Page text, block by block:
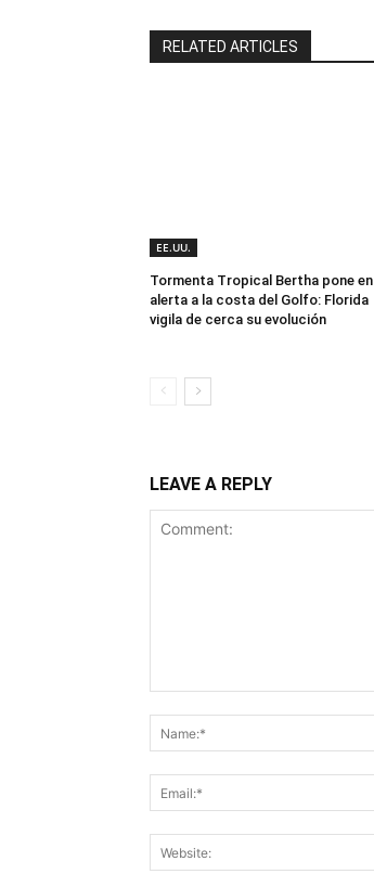
RELATED ARTICLES
EE.UU.
Tormenta Tropical Bertha pone en
alerta a la costa del Golfo: Florida
vigila de cerca su evolución
LEAVE A REPLY